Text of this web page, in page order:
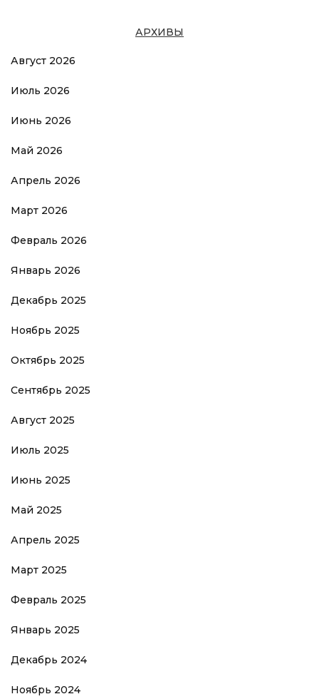
АРХИВЫ
Август 2026
Июль 2026
Июнь 2026
Май 2026
Апрель 2026
Март 2026
Февраль 2026
Январь 2026
Декабрь 2025
Ноябрь 2025
Октябрь 2025
Сентябрь 2025
Август 2025
Июль 2025
Июнь 2025
Май 2025
Апрель 2025
Март 2025
Февраль 2025
Январь 2025
Декабрь 2024
Ноябрь 2024